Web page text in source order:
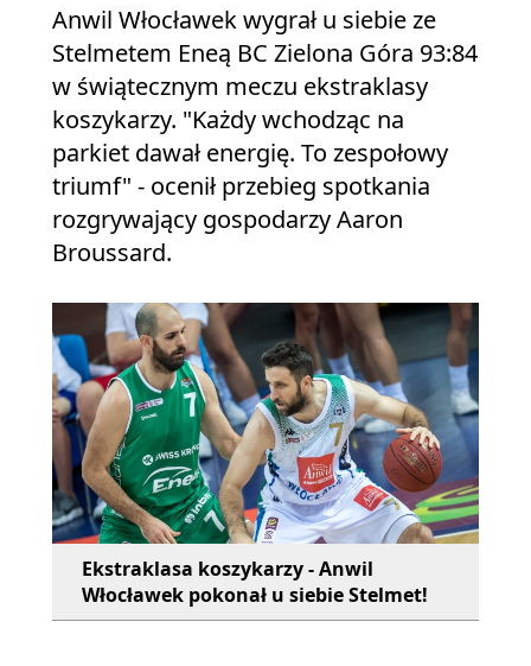
Anwil Włocławek wygrał u siebie ze
Stelmetem Eneą BC Zielona Góra 93:84
w świątecznym meczu ekstraklasy
koszykarzy. "Każdy wchodząc na
parkiet dawał energię. To zespołowy
triumf" - ocenił przebieg spotkania
rozgrywający gospodarzy Aaron
Broussard.
Ekstraklasa koszykarzy - Anwil
Włocławek pokonał u siebie Stelmet!